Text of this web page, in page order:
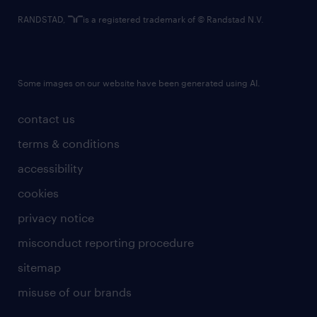
contact us
terms & conditions
accessibility
cookies
privacy notice
misconduct reporting procedure
sitemap
misuse of our brands
RANDSTAD, is a registered trademark of © Randstad N.V.
Some images on our website have been generated using AI.